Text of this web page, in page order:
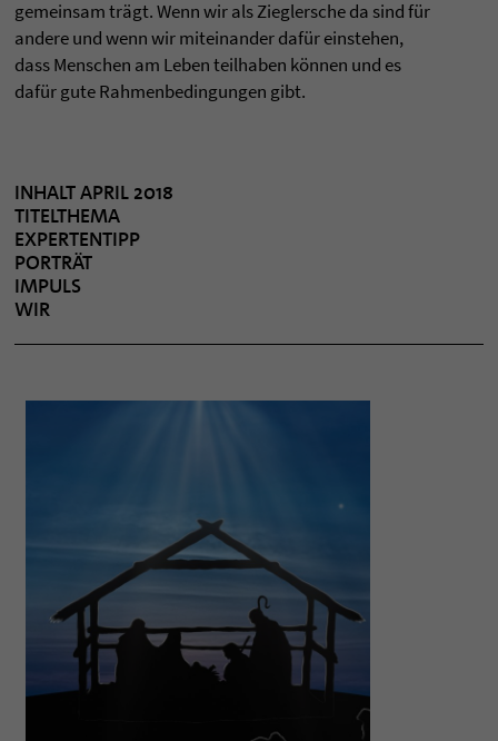
gemein­sam trägt. Wenn wir als Zieg­ler­sche da sind für
andere und wenn wir mit­ein­an­der dafür ein­ste­hen,
dass Men­schen am Leben teil­ha­ben können und es
dafür gute Rah­men­be­din­gun­gen gibt.
INHALT APRIL 2018
TITELTHEMA
EXPERTENTIPP
PORTRÄT
IMPULS
WIR